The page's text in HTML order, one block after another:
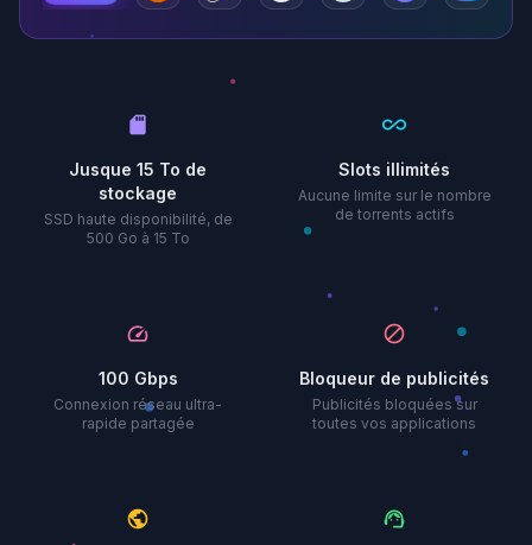
sd_storage
Jusque 15 To de
stockage
SSD haute disponibilité, de
500 Go à 15 To
all_inclusive
Slots illimités
Aucune limite sur le nombre
de torrents actifs
speed
100 Gbps
Connexion réseau ultra-
rapide partagée
block
Bloqueur de publicités
Publicités bloquées sur
toutes vos applications
public support_agent